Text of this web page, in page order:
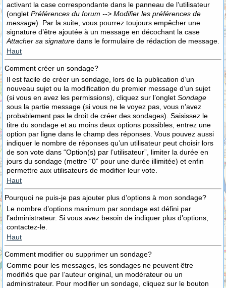
activant la case correspondante dans le panneau de l’utilisateur
(onglet Préférences du forum --> Modifier les préférences de
message). Par la suite, vous pourrez toujours empêcher une
signature d’être ajoutée à un message en décochant la case
Attacher sa signature dans le formulaire de rédaction de message.
Haut
Comment créer un sondage?
Il est facile de créer un sondage, lors de la publication d’un
nouveau sujet ou la modification du premier message d’un sujet
(si vous en avez les permissions), cliquez sur l’onglet Sondage
sous la partie message (si vous ne le voyez pas, vous n’avez
probablement pas le droit de créer des sondages). Saisissez le
titre du sondage et au moins deux options possibles, entrez une
option par ligne dans le champ des réponses. Vous pouvez aussi
indiquer le nombre de réponses qu’un utilisateur peut choisir lors
de son vote dans “Option(s) par l’utilisateur”, limiter la durée en
jours du sondage (mettre “0” pour une durée illimitée) et enfin
permettre aux utilisateurs de modifier leur vote.
Haut
Pourquoi ne puis-je pas ajouter plus d’options à mon sondage?
Le nombre d’options maximum par sondage est défini par
l’administrateur. Si vous avez besoin de indiquer plus d’options,
contactez-le.
Haut
Comment modifier ou supprimer un sondage?
Comme pour les messages, les sondages ne peuvent être
modifiés que par l’auteur original, un modérateur ou un
administrateur. Pour modifier un sondage, cliquez sur le bouton